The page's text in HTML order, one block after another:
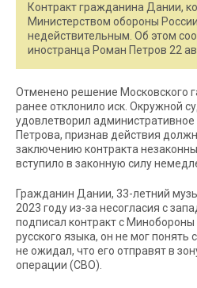
Контракт гражданина Дании,
Министерством обороны
недействительным. Об этом
иностранца Роман Петров 22
Отменено решение Московского
ранее отклонило иск. Окружной
удовлетворил административное
Петрова, признав действия
заключению контракта
вступило в законную силу
Гражданин Дании, 33-летний
2023 году из-за несогласия с
подписал контракт с
русского языка, он не мог
не ожидал, что его отправят в
операции (СВО).